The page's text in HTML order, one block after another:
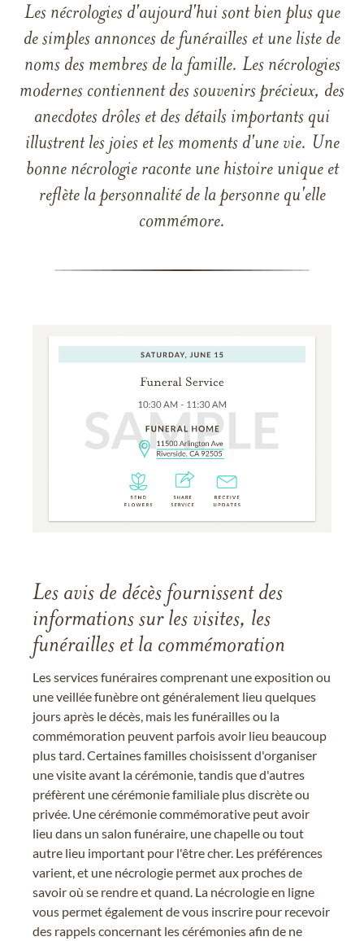
Les nécrologies d'aujourd'hui sont bien plus que
de simples annonces de funérailles et une liste de
noms des membres de la famille. Les nécrologies
modernes contiennent des souvenirs précieux, des
anecdotes drôles et des détails importants qui
illustrent les joies et les moments d'une vie. Une
bonne nécrologie raconte une histoire unique et
reflète la personnalité de la personne qu'elle
commémore.
Les avis de décès fournissent des
informations sur les visites, les
funérailles et la commémoration
Les services funéraires comprenant une exposition ou
une veillée funèbre ont généralement lieu quelques
jours après le décès, mais les funérailles ou la
commémoration peuvent parfois avoir lieu beaucoup
plus tard. Certaines familles choisissent d'organiser
une visite avant la cérémonie, tandis que d'autres
préfèrent une cérémonie familiale plus discrète ou
privée. Une cérémonie commémorative peut avoir
lieu dans un salon funéraire, une chapelle ou tout
autre lieu important pour l'être cher. Les préférences
varient, et une nécrologie permet aux proches de
savoir où se rendre et quand. La nécrologie en ligne
vous permet également de vous inscrire pour recevoir
des rappels concernant les cérémonies afin de ne